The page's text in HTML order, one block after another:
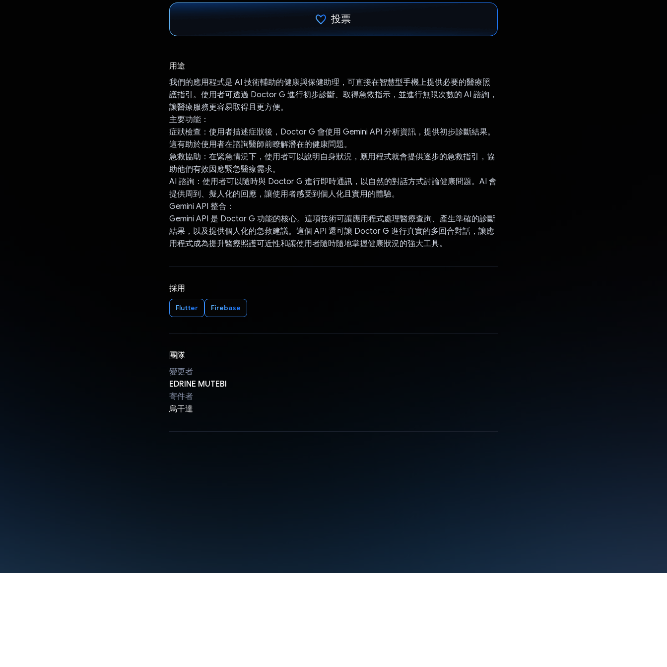
投票
用途
我們的應用程式是 AI 技術輔助的健康與保健助理，可直接在智慧型手機上提供必要的醫療照
護指引。使用者可透過 Doctor G 進行初步診斷、取得急救指示，並進行無限次數的 AI 諮詢，
讓醫療服務更容易取得且更方便。
主要功能：
症狀檢查：使用者描述症狀後，Doctor G 會使用 Gemini API 分析資訊，提供初步診斷結果。
這有助於使用者在諮詢醫師前瞭解潛在的健康問題。
急救協助：在緊急情況下，使用者可以說明自身狀況，應用程式就會提供逐步的急救指引，協
助他們有效因應緊急醫療需求。
AI 諮詢：使用者可以隨時與 Doctor G 進行即時通訊，以自然的對話方式討論健康問題。AI 會
提供周到、擬人化的回應，讓使用者感受到個人化且實用的體驗。
Gemini API 整合：
Gemini API 是 Doctor G 功能的核心。這項技術可讓應用程式處理醫療查詢、產生準確的診斷
結果，以及提供個人化的急救建議。這個 API 還可讓 Doctor G 進行真實的多回合對話，讓應
用程式成為提升醫療照護可近性和讓使用者隨時隨地掌握健康狀況的強大工具。
採用
Flutter Firebase
團隊
變更者
EDRINE MUTEBI
寄件者
烏干達